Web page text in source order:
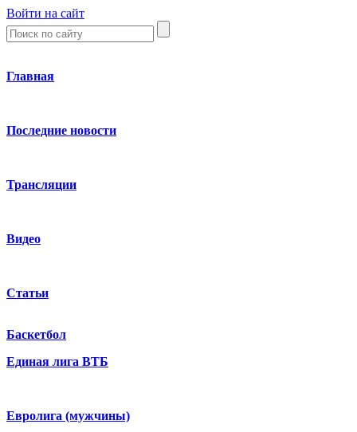
Войти на сайт
Главная
Последние новости
Трансляции
Видео
Статьи
Баскетбол
Единая лига ВТБ
Евролига (мужчины)